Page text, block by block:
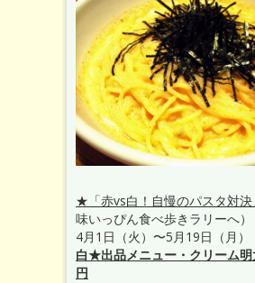
★「赤vs白！自慢のパスタ対決
味いっぴん食べ歩きラリーへ）
4月1日（火）〜5月19日（月）
白★出品メニュー・クリーム
円